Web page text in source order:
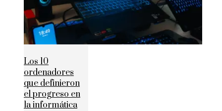
Los 10
ordenadores
que definieron
el progreso en
la informática